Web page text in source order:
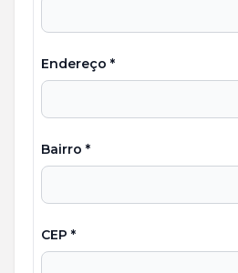
Endereço *
Bairro *
CEP *